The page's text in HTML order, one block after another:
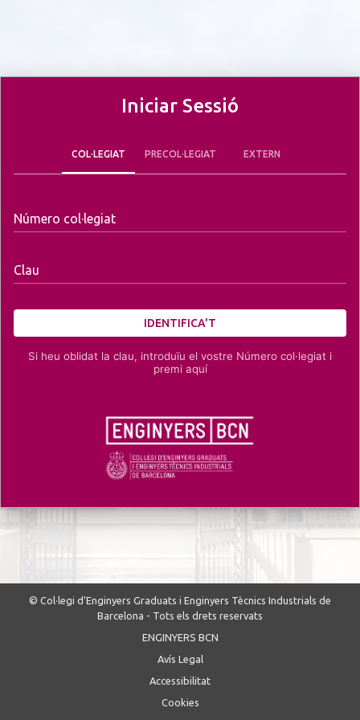
Iniciar Sessió
COL·LEGIAT PRECOL·LEGIAT EXTERN
Número col·legiat
Clau
IDENTIFICA'T
Si heu oblidat la clau, introduïu el vostre Número col·legiat i
premi aquí
© Col·legi d’Enginyers Graduats i Enginyers Tècnics Industrials de
Barcelona - Tots els drets reservats
ENGINYERS BCN
Avís Legal
Accessibilitat
Cookies